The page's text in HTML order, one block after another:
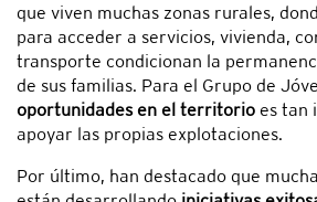
que viven muchas zonas rurales,
para acceder a servicios, vivienda,
transporte condicionan la
de sus familias. Para el Grupo de
oportunidades en el territorio es tan
apoyar las propias explotaciones.
Por último, han destacado que